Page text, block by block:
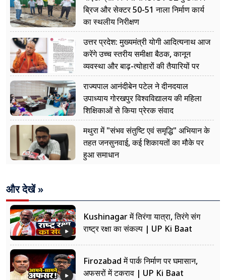
ब्रिज और सेक्टर 50-51 नाला निर्माण कार्य
का स्थलीय निरीक्षण
उत्तर प्रदेश: मुख्यमंत्री योगी आदित्यनाथ आज
करेंगे उच्च स्तरीय समीक्षा बैठक, कानून
व्यवस्था और बाढ़-त्योहारों की तैयारियों पर
नजर
राज्यपाल आनंदीबेन पटेल ने दीनदयाल
उपाध्याय गोरखपुर विश्वविद्यालय की महिला
शिक्षिकाओं से किया प्रेरक संवाद
मथुरा में "संभव संतुष्टि एवं समृद्धि" अभियान के
तहत जनसुनवाई, कई शिकायतों का मौके पर
हुआ समाधान
और देखें »
Kushinagar में तिरंगा यात्रा, तिरंगे संग
राष्ट्र रक्षा का संकल्प | UP Ki Baat
Firozabad में पार्क निर्माण पर घमासान,
अफसरों में टकराव | UP Ki Baat